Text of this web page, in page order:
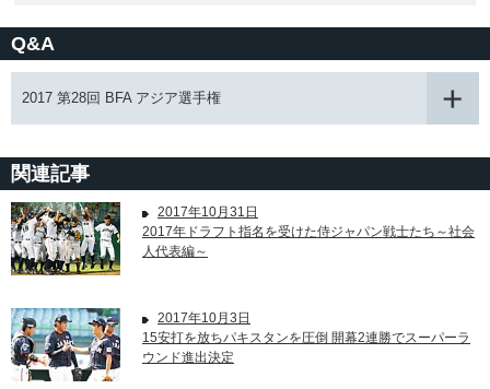
Q&A
2017 第28回 BFA アジア選手権
関連記事
2017年10月31日
2017年ドラフト指名を受けた侍ジャパン戦士たち～社会
人代表編～
2017年10月3日
15安打を放ちパキスタンを圧倒 開幕2連勝でスーパーラ
ウンド進出決定